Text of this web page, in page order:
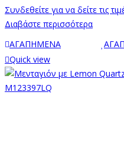
Συνδεθείτε για να δείτε τις
Διαβάστε περισσότερα
ΑΓΑΠΗΜΕΝΑ
Quick view